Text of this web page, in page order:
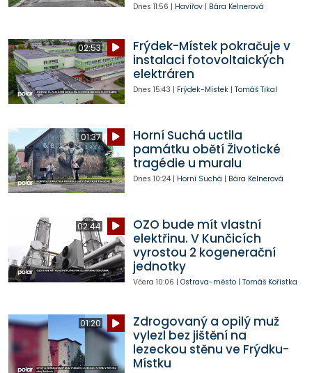
Dnes 11:56 | Havířov| Bára Kelnerová
02:53
Frýdek-Místek pokračuje v
instalaci fotovoltaických
elektráren
Dnes 15:43 | Frýdek-Místek| Tomáš Tikal
01:37
Horní Suchá uctila
památku obětí Životické
tragédie u muralu
Dnes 10:24| Horní Suchá | Bára Kelnerová
02:44
OZO bude mít vlastní
elektřinu. V Kunčicích
vyrostou 2 kogenerační
jednotky
Včera 10:06 | Ostrava-město| Tomáš Kořistka
01:20
Zdrogovaný a opilý muž
vylezl bez jištění na
lezeckou stěnu ve Frýdku-
Místku